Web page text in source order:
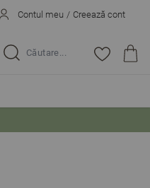
Contul meu / Creează cont
Caută...